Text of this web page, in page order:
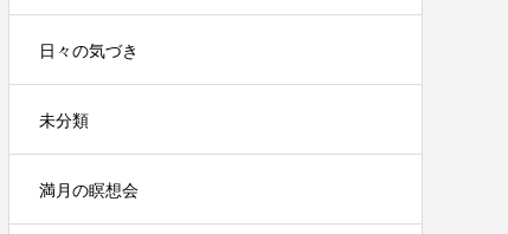
日々の気づき
未分類
満月の瞑想会